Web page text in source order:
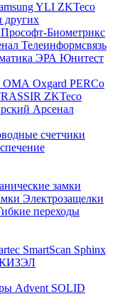
YLI ZKTeco
других
Прософт-Биометрикс
Телеинформсвязь
ЭРА Юнитест
ОМА Oxgard PERCo
ZKTeco
Арсенал
счетчики
замки
Электрозащелки
переходы
SmartScan Sphinx
Advent SOLID